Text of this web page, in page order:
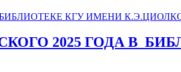
2025 ГОДА